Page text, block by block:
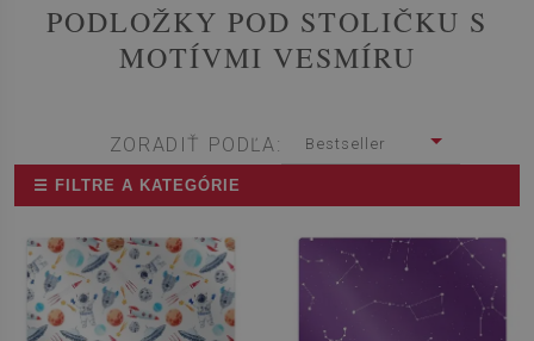
PODLOŽKY POD STOLIČKU S
MOTÍVMI VESMÍRU
ZORADIŤ PODĽA: Bestseller
☰ FILTRE A KATEGÓRIE